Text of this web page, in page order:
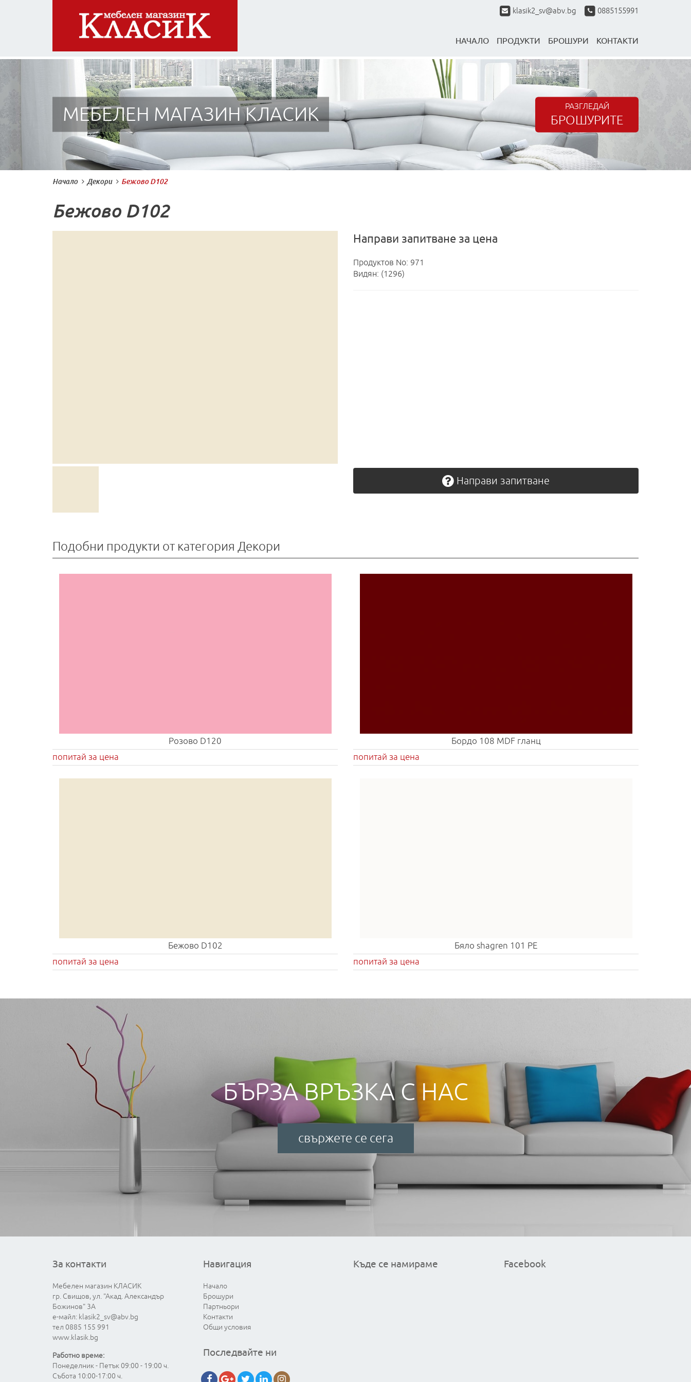
klasik2_sv@abv.bg 0885155991
НАЧАЛО ПРОДУКТИ БРОШУРИ КОНТАКТИ
МЕБЕЛЕН МАГАЗИН КЛАСИК РАЗГЛЕДАЙ
БРОШУРИТЕ
Начало Декори Бежово D102
Бежово D102
Направи запитване за цена
Продуктов No: 971
Видян: (1296)
Направи запитване
Подобни продукти от категория Декори
Розово D120
попитай за цена
Бордо 108 MDF гланц
попитай за цена
Бежово D102
попитай за цена
Бяло shagren 101 PE
попитай за цена
БЪРЗА ВРЪЗКА С НАС
свържете се сега
За контакти
Мебелен магазин КЛАСИК
гр. Свищов, ул. "Акад. Александър
Божинов" 3А
е-майл: klasik2_sv@abv.bg
тел 0885 155 991
www.klasik.bg
Работно време:
Понеделник - Петък 09:00 - 19:00 ч.
Събота 10:00-17:00 ч.
Навигация
Начало
Брошури
Партньори
Контакти
Общи условия
Последвайте ни
Къде се намираме Facebook